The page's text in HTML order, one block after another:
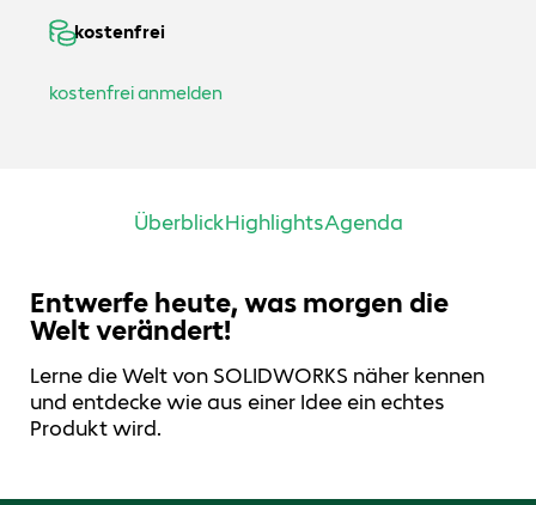
kostenfrei
kostenfrei anmelden
ÜberblickHighlightsAgenda
Entwerfe heute, was morgen die
Welt verändert!
Lerne die Welt von SOLIDWORKS näher kennen
und entdecke wie aus einer Idee ein echtes
Produkt wird.